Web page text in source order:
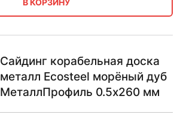
Сайдинг корабельная доска
металл Ecosteel морёный дуб
МеталлПрофиль 0.5х260 мм